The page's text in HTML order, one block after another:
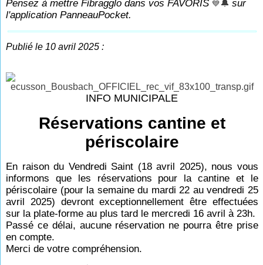
Pensez à mettre Fibragglo dans vos FAVORIS 💙🔔 sur
l'application PanneauPocket.
Publié le 10 avril 2025 :
INFO MUNICIPALE
Réservations cantine et
périscolaire
En raison du Vendredi Saint (18 avril 2025), nous vous
informons que les réservations pour la cantine et le
périscolaire (pour la semaine du mardi 22 au vendredi 25
avril 2025) devront exceptionnellement être effectuées
sur la plate-forme au plus tard le mercredi 16 avril à 23h.
Passé ce délai, aucune réservation ne pourra être prise
en compte.
Merci de votre compréhension.